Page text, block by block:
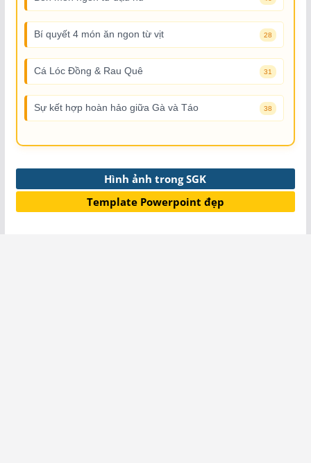
Bí quyết 4 món ăn ngon từ vịt 28
Cá Lóc Đồng & Rau Quê 31
Sự kết hợp hoàn hảo giữa Gà và Táo 38
Hình ảnh trong SGK
Template Powerpoint đẹp